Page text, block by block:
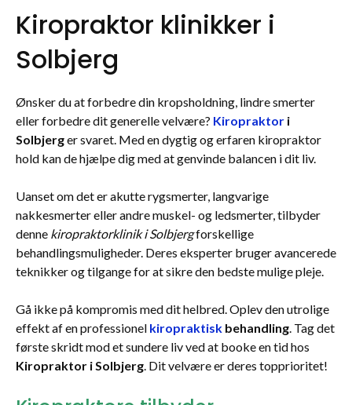
Kiropraktor klinikker i
Solbjerg
Ønsker du at forbedre din kropsholdning, lindre smerter
eller forbedre dit generelle velvære? Kiropraktor i
Solbjerger svaret. Med en dygtig og erfaren kiropraktor
hold kan de hjælpe dig med at genvinde balancen i dit liv.
Uanset om det er akutte rygsmerter, langvarige
nakkesmerter eller andre muskel- og ledsmerter, tilbyder
denne kiropraktorklinik i Solbjergforskellige
behandlingsmuligheder. Deres eksperter bruger avancerede
teknikker og tilgange for at sikre den bedste mulige pleje.
Gå ikke på kompromis med dit helbred. Oplev den utrolige
effekt af en professionel kiropraktisk behandling. Tag det
første skridt mod et sundere liv ved at booke en tid hos
Kiropraktor i Solbjerg. Dit velvære er deres topprioritet!